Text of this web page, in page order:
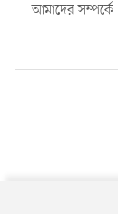
আমাদের সম্পর্কে